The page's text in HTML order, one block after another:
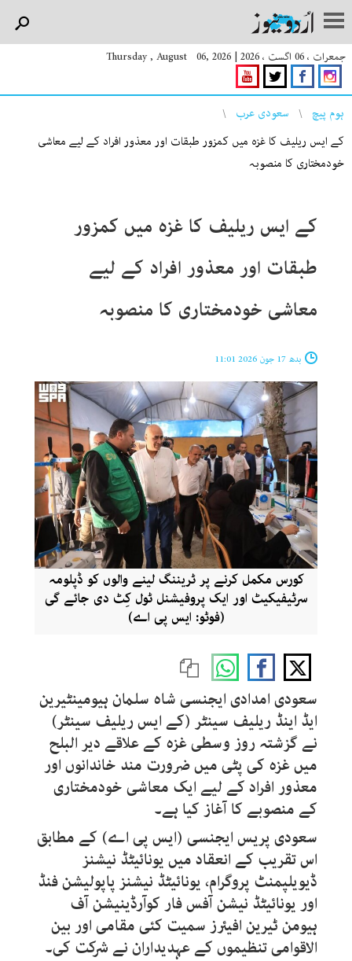
جمعرات ، 06 اگست ، 2026 |
Thursday , August 06, 2026
You are here
ہوم پیچ
سعودی عرب
کے ایس ریلیف کا غزہ میں کمزور طبقات اور معذور افراد کے لیے معاشی
خودمختاری کا منصوبہ
کے ایس ریلیف کا غزہ میں کمزور
طبقات اور معذور افراد کے لیے
معاشی خودمختاری کا منصوبہ
بدھ 17 جون 2026 11:01
کورس مکمل کرنے پر ٹریننگ لینے والوں کو ڈپلومہ
سرٹیفیکیٹ اور ایک پروفیشنل ٹول کِٹ دی جائے گی
(فوٹو: ایس پی اے)
سعودی امدادی ایجنسی شاہ سلمان ہیومینٹیرین
ایڈ اینڈ ریلیف سینٹر (کے ایس ریلیف سینٹر)
نے گزشتہ روز وسطی غزہ کے علاقے دیر البلح
میں غزہ کی پٹی میں ضرورت مند خاندانوں اور
معذور افراد کے لیے ایک معاشی خودمختاری
کے منصوبے کا آغاز کیا ہے۔
سعودی پریس ایجنسی (ایس پی اے) کے مطابق
اس تقریب کے انعقاد میں یونائیٹڈ نیشنز
ڈیویلپمنٹ پروگرام، یونائیٹڈ نیشنز پاپولیشن فنڈ
اور یونائیٹڈ نیشن آفس فار کوآرڈینیشن آف
ہیومن ٹیرین افیئرز سمیت کئی مقامی اور بین
الاقوامی تنظیموں کے عہدیداران نے شرکت کی۔